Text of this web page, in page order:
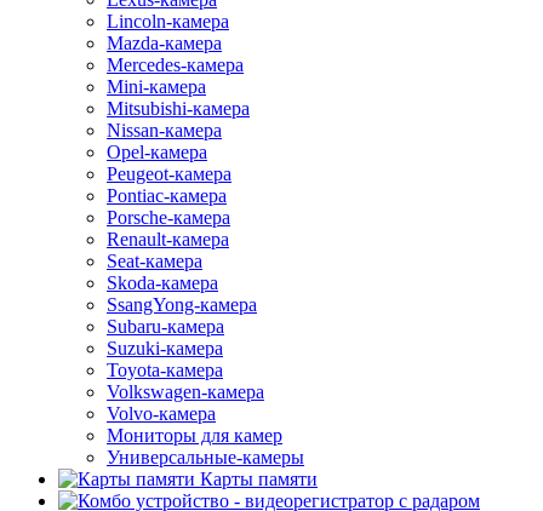
Lincoln-камера
Mazda-камера
Mercedes-камера
Mini-камера
Mitsubishi-камера
Nissan-камера
Opel-камера
Peugeot-камера
Pontiac-камера
Porsche-камера
Renault-камера
Seat-камера
Skoda-камера
SsangYong-камера
Subaru-камера
Suzuki-камера
Toyota-камера
Volkswagen-камера
Volvo-камера
Мониторы для камер
Универсальные-камеры
Карты памяти